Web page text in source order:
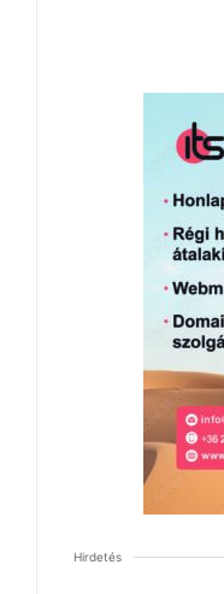
Hirdetés